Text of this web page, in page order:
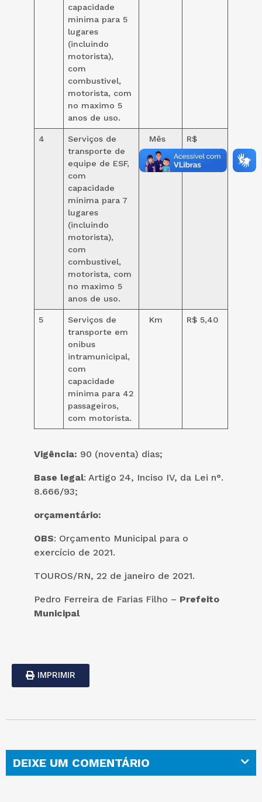
capacidade
minima para 5
lugares
(incluindo
motorista),
com
combustivel,
motorista, com
no maximo 5
anos de uso.
4
Serviços de
transporte de
equipe de ESF,
com
capacidade
minima para 7
lugares
(incluindo
motorista),
com
combustivel,
motorista, com
no maximo 5
anos de uso.
Mês
R$
6.000,00
5
Serviços de
transporte em
onibus
intramunicipal,
com
capacidade
minima para 42
passageiros,
com motorista.
Km R$ 5,40
Vigência: 90 (noventa) dias;
Base legal: Artigo 24, Inciso IV, da Lei n°.
8.666/93;
orçamentário:
OBS: Orçamento Municipal para o
exercício de 2021.
TOUROS/RN, 22 de janeiro de 2021.
Pedro Ferreira de Farias Filho – Prefeito
Municipal
IMPRIMIR
DEIXE UM COMENTÁRIO